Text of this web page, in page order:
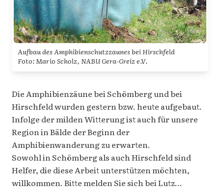
Aufbau des Amphibienschutzzaunes bei Hirschfeld
Foto: Mario Scholz, NABU Gera-Greiz e.V.
Die Amphibienzäune bei Schömberg und bei
Hirschfeld wurden gestern bzw. heute aufgebaut.
Infolge der milden Witterung ist auch für unsere
Region in Bälde der Beginn der
Amphibienwanderung zu erwarten.
Sowohl in Schömberg als auch Hirschfeld sind
Helfer, die diese Arbeit unterstützen möchten,
willkommen. Bitte melden Sie sich bei Lutz…